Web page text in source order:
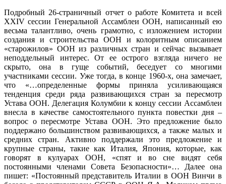
Подробный 26-страничный отчет о работе Комитета и всей
XXIV cессии Генеральной Ассамблеи ООН, написанный ею
весьма талантливо, очень грамотно, с изложением истории
создания и строительства ООН и колоритным описанием
«старожилов» ООН из различных стран и сейчас вызывает
неподдельный интерес. От ее острого взгляда ничего не
скрыто, она в гуще событий, беседует со многими
участниками сессии. Уже тогда, в конце 1960-х, она замечает,
что «…определенные формы приняла усиливающаяся
тенденция среди ряда развивающихся стран за пересмотр
Устава ООН. Делегация Колумбии к концу сессии Ассамблеи
внесла в качестве самостоятельного пункта повестки дня –
вопрос о пересмотре Устава ООН. Это предложение было
поддержано большинством развивающихся, а также малых и
средних стран. Активно поддержали это предложение и
крупные страны, такие как Италия, Япония, которые, как
говорят в кулуарах ООН, «спят и во сне видят себя
постоянными членами Совета Безопасности»… Далее она
пишет: «Постоянный представитель Италии в ООН Винчи в